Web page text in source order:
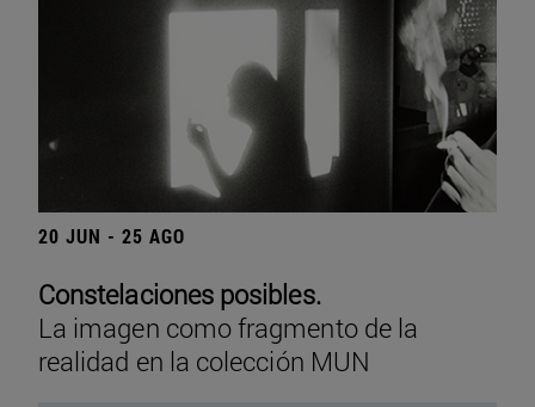
20 JUN - 25 AGO
Constelaciones posibles.
La imagen como fragmento de la
realidad en la colección MUN